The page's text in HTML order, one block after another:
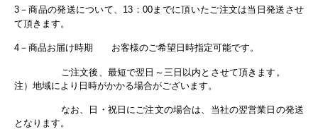
3 －商品の発送について、 13 ：00 までに頂いたご注文は当日発送させ
て頂きます。
4 －商品お届け時期 お客様のご希望日時指定可能です。
ご注文後、最短で翌日～三日以内とさせて頂きます。
注）地域により日時がかかる場合がございます。
なお、日・祝日にご注文の場合は、当社の翌営業日の発送
となります。